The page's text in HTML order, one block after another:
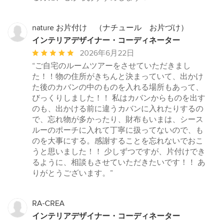
nature お片付け （ナチュール お片づけ）
インテリアデザイナー・コーディネーター
平
均
評
価：
5
つ
星
中
星
5
2026年6月22日
“ご自宅のルームツアーをさせていただきまし
た！！物の住所がきちんと決まっていて、出かけ
た後のカバンの中のものを入れる場所もあって、
びっくりしました！！ 私はカバンからものを出す
のも、出かける前に違うカバンに入れたりするの
で、忘れ物が多かったり、財布もいまは、シース
ルーのポーチに入れて丁寧に扱ってないので、も
のを大事にする。感謝することを忘れないでおこ
うと思いました！！ 少しずつですが、片付けでき
るように、相談もさせていただきたいです！！ あ
りがとうございます。”
RA-CREA
インテリアデザイナー・コーディネーター